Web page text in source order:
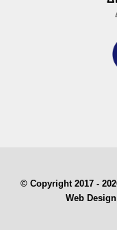
© Copyright 2017 -
Web